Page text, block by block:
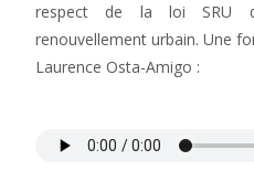
respect de la loi SRU
renouvellement urbain. Une
Laurence Osta-Amigo :